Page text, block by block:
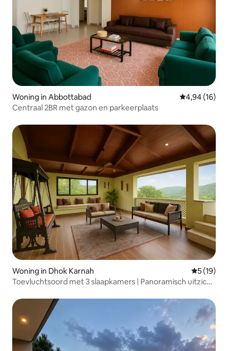
Woning in Abbottabad Gemiddelde
4,94 (16)
Centraal 2BR met gazon en parkeerplaats
Woning in Dhok Karnah
5 (19)
Toevluchtsoord met 3 slaapkamers | Panoramisch uitzicht